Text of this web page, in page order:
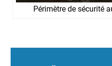
Périmètre de sécurité